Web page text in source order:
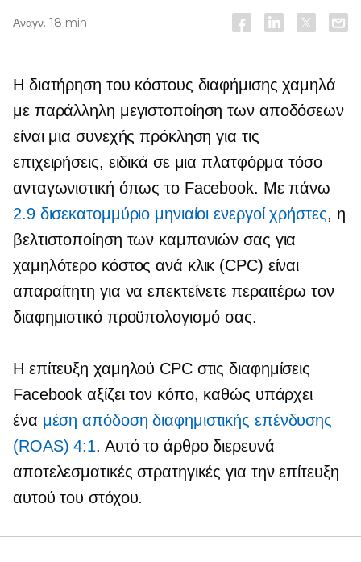
Αναγν. 18 min
Η διατήρηση του κόστους διαφήμισης χαμηλά
με παράλληλη μεγιστοποίηση των αποδόσεων
είναι μια συνεχής πρόκληση για τις
επιχειρήσεις, ειδικά σε μια πλατφόρμα τόσο
ανταγωνιστική όπως το Facebook. Με πάνω
2.9 δισεκατομμύριο μηνιαίοι ενεργοί χρήστες, η
βελτιστοποίηση των καμπανιών σας για
χαμηλότερο κόστος ανά κλικ (CPC) είναι
απαραίτητη για να επεκτείνετε περαιτέρω τον
διαφημιστικό προϋπολογισμό σας.
Η επίτευξη χαμηλού CPC στις διαφημίσεις
Facebook αξίζει τον κόπο, καθώς υπάρχει
ένα μέση απόδοση διαφημιστικής επένδυσης
(ROAS) 4:1. Αυτό το άρθρο διερευνά
αποτελεσματικές στρατηγικές για την επίτευξη
αυτού του στόχου.